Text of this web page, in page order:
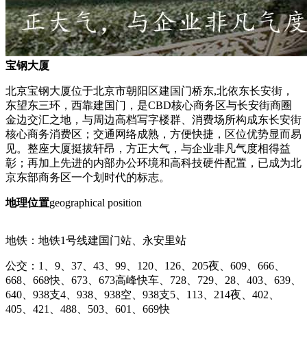
宝钢大厦
北京宝钢大厦位于北京市朝阳区建国门桥东,北依东长安街，
东望东三环，西靠建国门，是CBD核心商务区与长安街商圈
金边交汇之地，与周边高档写字楼群、消费场所构成东长安街
核心商务消费区；交通网络成熟，方便快捷，区位优势显而易
见。整座大厦挺拔轩昂，方正大气，与企业非凡气度相得益
彰；再加上先进的内部办公环境和高科技硬件配置，已成为北
京东部商务区一个划时代的标志。
地理位置geographical position
地铁：地铁1号线建国门站、永安里站
公交： 1、9、37、43、99、120、126、205夜、609、666、
668、668快、673、673高峰快车、728、729、28、403、639、
640、938支4、938、938空、938支5、113、214夜、402、
405、421、488、503、601、669快